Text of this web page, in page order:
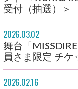
受付（抽選）＞
2026.03.02
舞台「
員さま限定 チケ
2026.02.16